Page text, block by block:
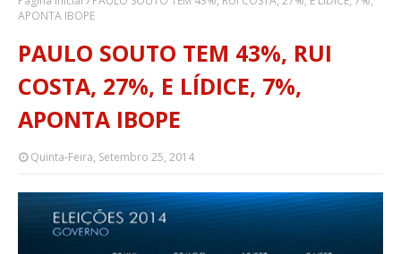
APONTA IBOPE
PAULO SOUTO TEM 43%, RUI
COSTA, 27%, E LÍDICE, 7%,
APONTA IBOPE
Quinta-Feira, Setembro 25, 2014